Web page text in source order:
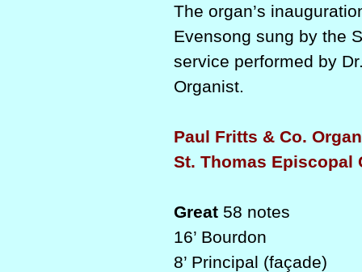
The organ’s
Evensong sung by the
service performed by
Organist.
Paul Fritts & Co.
St. Thomas Episcopal
Great 58 notes
16’ Bourdon
8’ Principal (façade)